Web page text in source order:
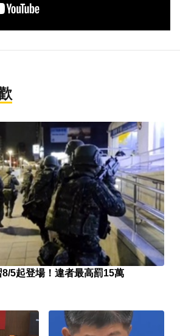
5起登場！違者最高罰15萬